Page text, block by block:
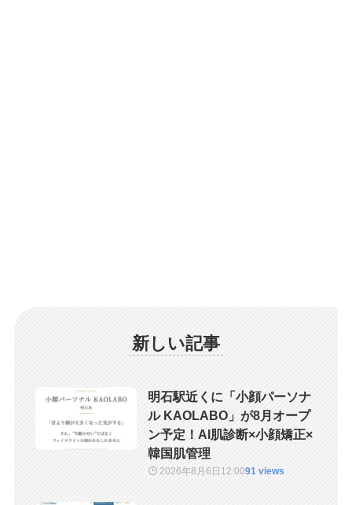
新しい記事
明石駅近くに「小顔パーソナ
ル KAOLABO」が8月オープ
ン予定！AI肌診断×小顔矯正×
韓国肌管理
2026年8月6日 12:0091 views